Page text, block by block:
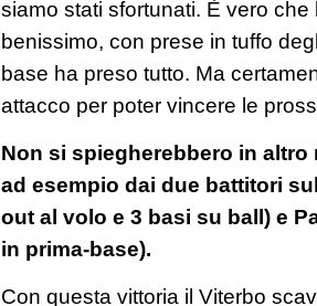
siamo stati sfortunati. È vero
benissimo, con prese in tuffo
base ha preso tutto. Ma
attacco per poter vincere le
Non si spiegherebbero in
ad esempio dai due battitori
out al volo e 3 basi su ball) e
in prima-base).
Con questa vittoria il Viterbo